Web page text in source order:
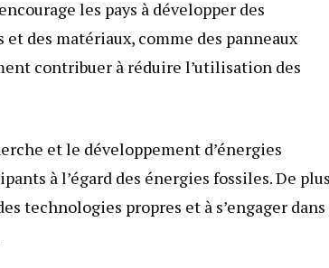
les pays à développer des
des matériaux, comme des panneaux
contribuer à réduire l’utilisation des
et le développement d’énergies
à l’égard des énergies fossiles. De
technologies propres et à s’engager dans